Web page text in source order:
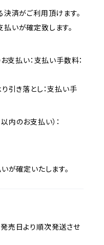
決済がご利用頂けます。
いが確定致します。
支払い：支払い手数料：
引き落とし：支払い手
内のお支払い）：
が確定いたします。
売日より順次発送させ